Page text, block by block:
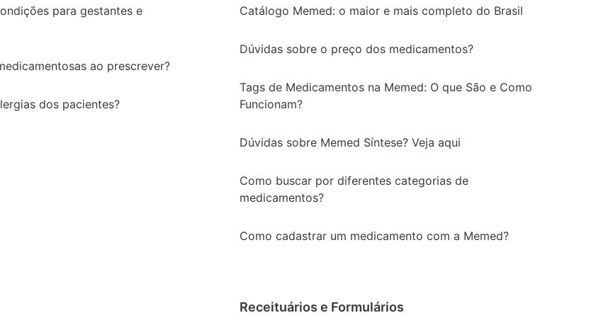
para gestantes e
ao prescrever?
dos pacientes?
Catálogo Memed: o maior e mais completo do Brasil
Dúvidas sobre o preço dos medicamentos?
Tags de Medicamentos na Memed: O que São e Como
Funcionam?
Dúvidas sobre Memed Síntese? Veja aqui
Como buscar por diferentes categorias de
medicamentos?
Como cadastrar um medicamento com a Memed?
Receituários e Formulários